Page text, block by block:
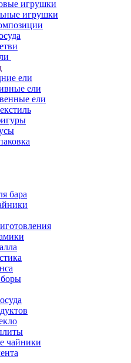
игрушки
игрушки
ели
ели
ели
бара
чайники